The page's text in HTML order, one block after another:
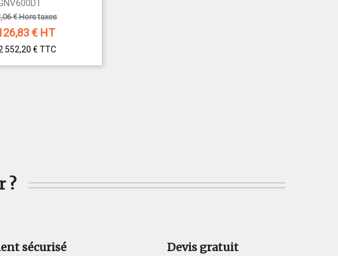
€ Hors taxes
€ HT
552,20 €TTC
?
sécurisé Devis gratuit